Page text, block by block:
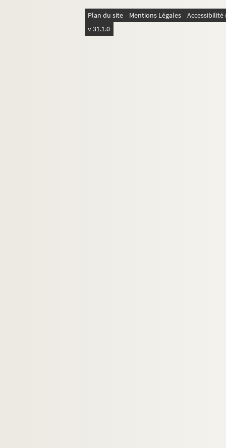
Plan du site Mentions Légales
v 31.1.0